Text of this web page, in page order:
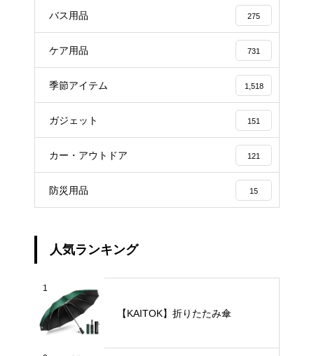
バス用品 275
ケア用品 731
季節アイテム 1,518
ガジェット 151
カー・アウトドア 121
防災用品 15
人気ランキング
1
【KAITOK】折りたたみ傘